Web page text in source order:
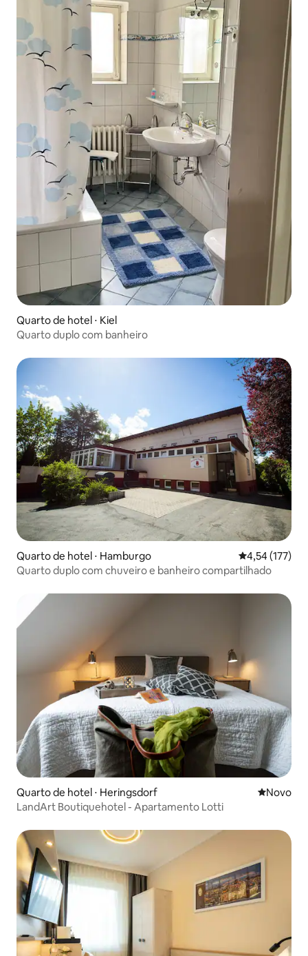
Quarto de hotel ⋅ Kiel
Quarto duplo com banheiro
Quarto de hotel ⋅ Hamburgo 4,54 de uma
4,54 (177)
Quarto duplo com chuveiro e banheiro compartilhado
Quarto de hotel ⋅ Heringsdorf Novo
Novo
LandArt Boutiquehotel - Apartamento Lotti